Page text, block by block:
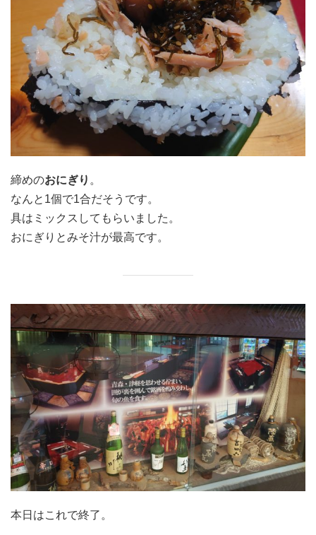
締めのおにぎり 。
なんと1個で1合だそうです。
具はミックスしてもらいました。
おにぎりとみそ汁が最高です。
本日はこれで終了。